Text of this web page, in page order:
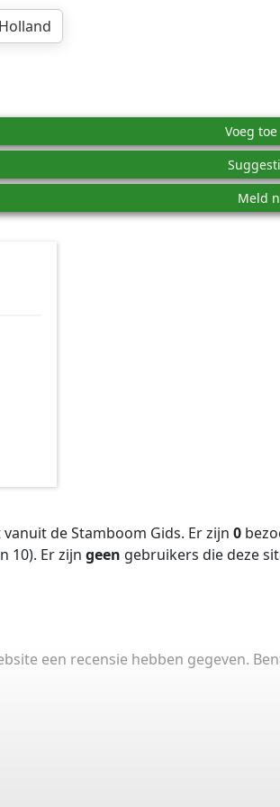
Voeg
Meld
de Stamboom Gids. Er zijn 0
10). Er zijn geen gebruikers die deze
een recensie hebben gegeven.